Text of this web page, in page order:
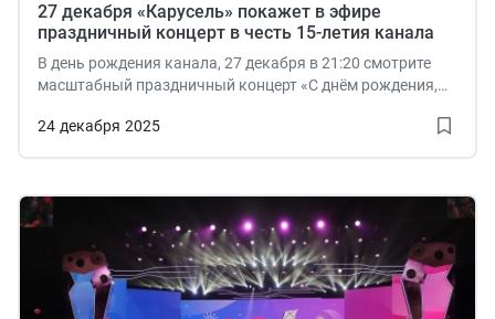
24 декабря 2025
27 декабря «Карусель» покажет в эфире
праздничный концерт в честь 15-летия канала
В день рождения канала, 27 декабря в 21:20 смотрите
масштабный праздничный концерт «С днём рождения,